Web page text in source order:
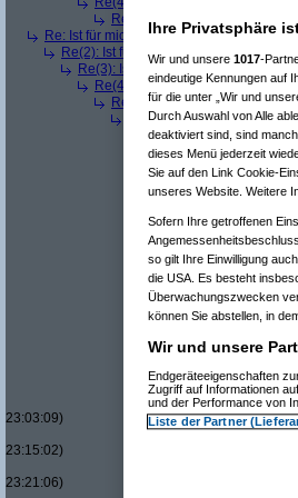
Re(5): Ist für mich ein Benzin-
Re: Ist für mich ein Benzin- oder ein
Re(2): Ist für mich ein Benzin- oder
Re(3): Ist für mich ein Benzin- oder
Re(4): Ist für mich ein Benzin-
Re(5): Ist für mich ein
Re(6): Ist für mich ein
Re(7): Ist für mich ein
Re(8): Ist für mich ein
Re(9): Ist für mich
Re(10): Ist für
Re(11): Ist
Re(7): Ist für mich ein
Re(7): Ist für mich ein
Re(8): Ist für mich
Re(9): Ist für mich
Re(10): Ist für
Re(11): Ist
Re(13):
23:03:09)
23:15:02)
23:21:06)
Ihre Privatsphäre
Wir und unsere 1017-
eindeutige Kennungen auf
für die unter „Wir und
Durch Auswahl von Alle
deaktiviert sind, sind
dieses Menü jederzeit
Sie auf den Link Cookie-
unseres Website. Weitere
Sofern Ihre getroffenen
so gilt Ihre Einwilligung
die USA. Es besteht
Überwachungszwecken
können Sie abstellen, in
Wir und unsere
Endgeräteeigenschaften
Zugriff auf Informationen
und der Performance von
Liste der Partner